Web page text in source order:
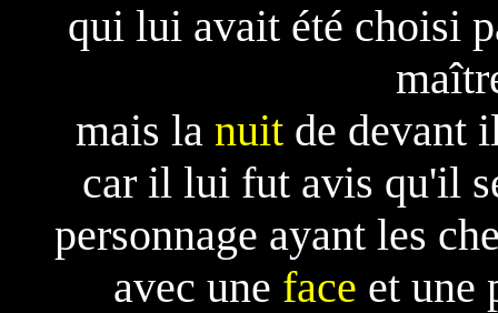
qui lui avait été choisi
mais la nuitde devant
car il lui fut avis qu'il
personnage ayant les
avec une face et une